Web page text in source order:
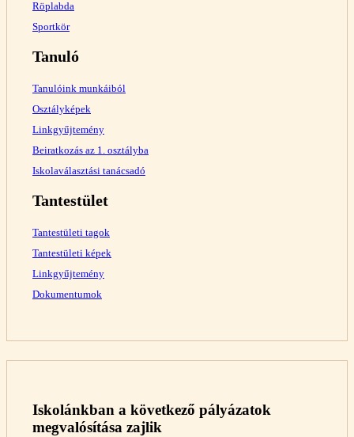
Röplabda
Sportkör
Tanuló
Tanulóink munkáiból
Osztályképek
Linkgyűjtemény
Beiratkozás az 1. osztályba
Iskolaválasztási tanácsadó
Tantestület
Tantestületi tagok
Tantestületi képek
Linkgyűjtemény
Dokumentumok
Iskolánkban a következő pályázatok
megvalósítása zajlik